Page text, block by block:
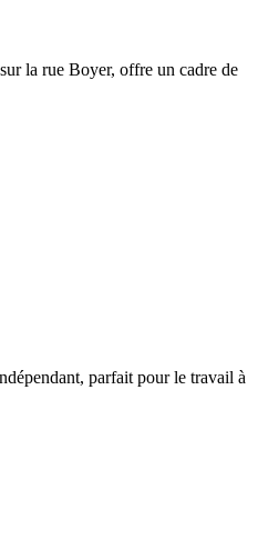
la rue Boyer, offre un cadre de
parfait pour le travail à